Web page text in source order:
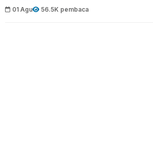
01 Agu 56.5K pembaca